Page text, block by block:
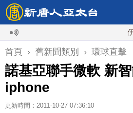
伊朗
首頁 › 舊新聞類別 › 環球直擊
諾基亞聯手微軟 新
iphone
更新時間：2011-10-27 07:36:10